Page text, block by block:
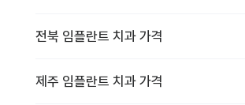
전북 임플란트 치과 가격
제주 임플란트 치과 가격